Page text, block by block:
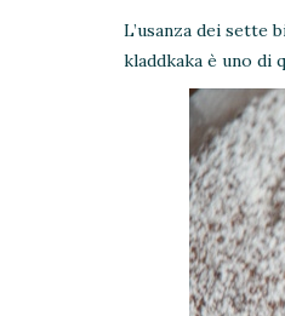
L’usanza dei sette
kladdkaka è uno di